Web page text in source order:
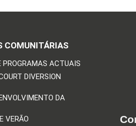
COMUNITÁRIAS
PROGRAMAS ACTUAIS
DIVERSION
DA
VERÃO